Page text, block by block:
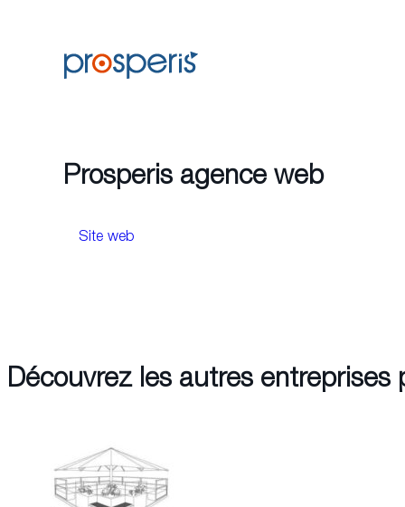
Prosperis agence web
Site web
Découvrez les autres entreprises